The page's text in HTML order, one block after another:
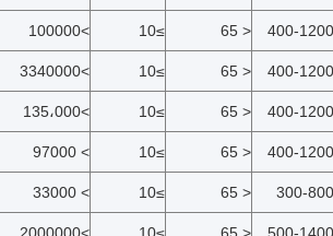
400-1200
< 65
≥10
>100000
400-1200
< 65
≥10
>3340000
400-1200
< 65
≥10 >135،000
400-1200
< 65
≥10
> 97000
300-800
< 65
≥10
> 33000